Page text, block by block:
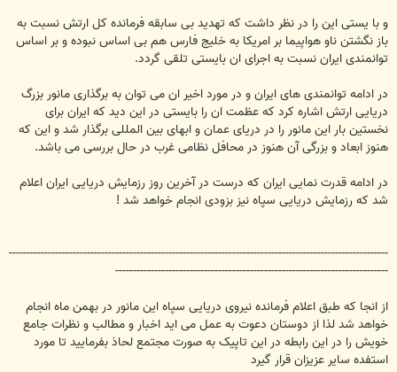
و با یستی این را در نظر داشت که تهدید بی سابقه فرمانده کل ارتش نسبت به
باز نگشتن ناو هواپیما بر امریکا به خلیج فارس هم بی اساس نبوده و بر اساس
توانمندی ایران نسبت به اجرای ان بایستی تلقی گردد.
در ادامه توانمندی های ایران و در مورد اخیر ان می توان به برگذاری مانور بزرگ
دریایی ارتش اشاره کرد که عظمت ان را بایستی در این دید که ایران برای
نخستین بار این مانور را در دریای عمان و ابهای بین المللی برگذار شد و این که
هنوز ابعاد و بزرگی آن هنوز در محافل نظامی غرب در حال بررسی می باشد.
در ادامه قدرت نمایی ایران که درست در آخرین روز رزمایش دریایی ایران اعلام
شد که رزمایش دریایی سپاه نیز بزودی انجام خواهد شد !
-----------------------------------------------------------------------------------------------------------
-----------------------------------------------------------------------------
از انجا که طبق اعلام فرمانده نیروی دریایی سپاه این مانور در بهمن ماه انجام
خواهد شد لذا از دوستان دعوت به عمل می اید اخبار و مطالب و نظرات جامع
خویش را در این رابطه در این تاپیک به صورت مجتمع لحاذ بفرمایید تا مورد
استفده سایر عزیزان قرار گیرد